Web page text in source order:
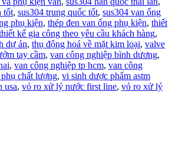
tốt, sus304 trung quốc tốt, sus304 van ống
phụ kiện, thép đen van ống phụ kiện, thiết
kế gia công theo yêu cầu khách hàng,
dự án, thụ động hoá về mặt kim loại, valve
tay cầm, van công nghiệp bình dương,
, van công nghiệp tp hcm, van công
chất lượng, vi sinh dược phẩm astm
usa, vỏ ro xử lý nước first line, vỏ ro xử lý